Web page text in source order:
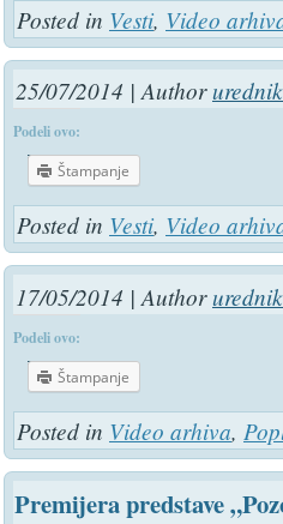
Posted in Vesti, Video
25/07/2014 | Authorurednik
Podeli ovo:
Štampanje
Posted in Vesti, Video
17/05/2014 | Authorurednik
Podeli ovo:
Štampanje
Posted in Video arhiva,
Premijera predstave